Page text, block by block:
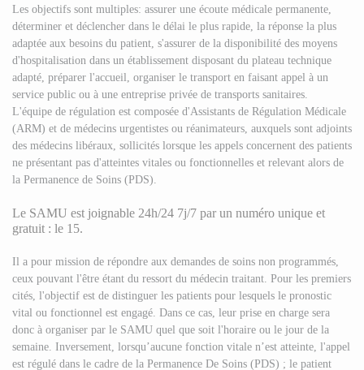
Les objectifs sont multiples: assurer une écoute médicale permanente,
déterminer et déclencher dans le délai le plus rapide, la réponse la plus
adaptée aux besoins du patient, s'assurer de la disponibilité des moyens
d'hospitalisation dans un établissement disposant du plateau technique
adapté, préparer l'accueil, organiser le transport en faisant appel à un
service public ou à une entreprise privée de transports sanitaires.
L'équipe de régulation est composée d'Assistants de Régulation Médicale
(ARM) et de médecins urgentistes ou réanimateurs, auxquels sont adjoints
des médecins libéraux, sollicités lorsque les appels concernent des patients
ne présentant pas d'atteintes vitales ou fonctionnelles et relevant alors de
la Permanence de Soins (PDS).
Le SAMU est joignable 24h/24 7j/7 par un numéro unique et
gratuit : le 15.
Il a pour mission de répondre aux demandes de soins non programmés,
ceux pouvant l'être étant du ressort du médecin traitant. Pour les premiers
cités, l'objectif est de distinguer les patients pour lesquels le pronostic
vital ou fonctionnel est engagé. Dans ce cas, leur prise en charge sera
donc à organiser par le SAMU quel que soit l'horaire ou le jour de la
semaine. Inversement, lorsqu’aucune fonction vitale n’est atteinte, l'appel
est régulé dans le cadre de la Permanence De Soins (PDS) ; le patient